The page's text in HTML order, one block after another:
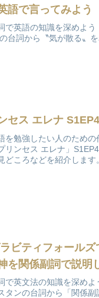
語で言ってみよう
で英語の知識を深めよ
台詞から〝気が散る〟
セス エレナ
を勉強したい人のため
リンセス エレナ」
どころなどを紹介します
ラビティフォール
を関係副詞で説明
で英文法の知識を深めよ
タンの台詞から「関係